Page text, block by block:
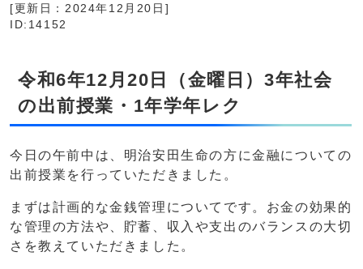
[更新日：2024年12月20日]
ID:14152
令和6年12月20日（金曜日）3年社会
の出前授業・1年学年レク
今日の午前中は、明治安田生命の方に金融についての
出前授業を行っていただきました。
まずは計画的な金銭管理についてです。お金の効果的
な管理の方法や、貯蓄、収入や支出のバランスの大切
さを教えていただきました。